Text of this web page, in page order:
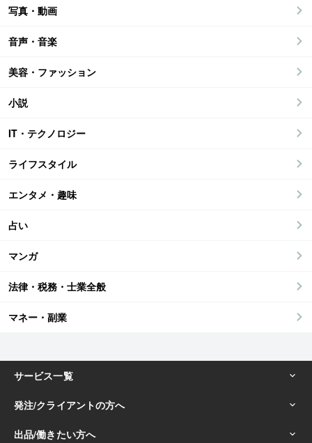
写真・動画
音声・音楽
美容・ファッション
小説
IT・テクノロジー
ライフスタイル
エンタメ・趣味
占い
マンガ
法律・税務・士業全般
マネー・副業